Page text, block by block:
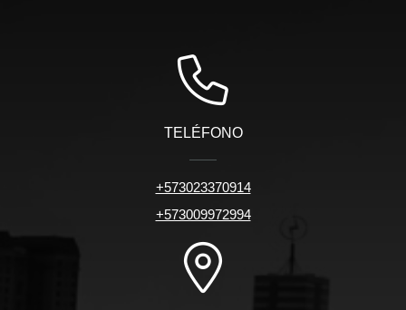
TELÉFONO
+573023370914
+573009972994